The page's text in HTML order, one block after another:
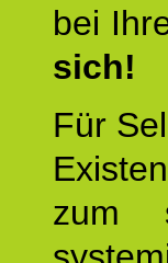
bei
sich!
Für
zum